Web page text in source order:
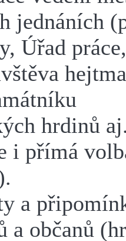
jednáních
Úřad
hrdinů
i přímá
a
a občanů